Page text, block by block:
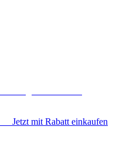
Jetzt mit Rabatt einkaufen